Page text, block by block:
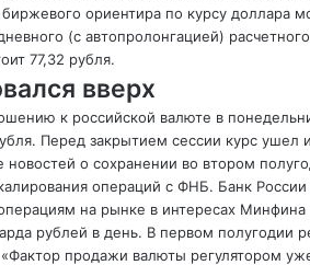
ориентира по курсу доллара
(с автопролонгацией)
77,32 рубля.
вверх
к российской валюте в
Перед закрытием сессии курс ушел
о сохранении во втором
операций с ФНБ. Банк
на рынке в интересах
рублей в день. В первом полугодии
продажи валюты регулятором